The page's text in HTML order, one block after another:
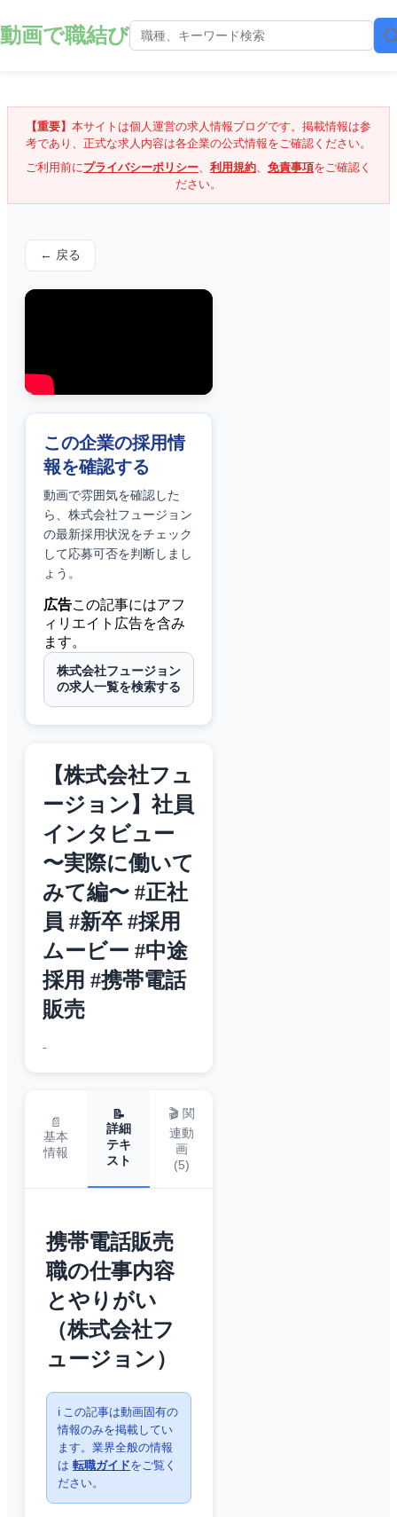
動画で職結び
【重要】 本サイトは個人運営の求人情報ブログです。掲載情報は参
考であり、正式な求人内容は各企業の公式情報をご確認ください。
ご利用前にプライバシーポリシー、 利用規約、 免責事項をご確認く
ださい。
← 戻る
この企業の採用情
報を確認する
動画で雰囲気を確認した
ら、 株式会社フュージョン
の最新採用状況をチェック
して応募可否を判断しまし
ょう。
広告この記事にはアフ
ィリエイト広告を含み
ます。
株式会社フュージョン
の求人一覧を検索する
【株式会社フュ
ージョン】社員
インタビュー
〜実際に働いて
みて編〜 #正社
員 #新卒 #採用
ムービー #中途
採用 #携帯電話
販売
-
📄
基本
情報
📝
詳細
テキ
スト
🎬 関
連動
画
(5)
携帯電話販売
職の仕事内容
とやりがい
（株式会社フ
ュージョン）
ℹ️ この記事は動画固有の
情報のみを掲載してい
ます。業界全般の情報
は 転職ガイドをご覧く
ださい。